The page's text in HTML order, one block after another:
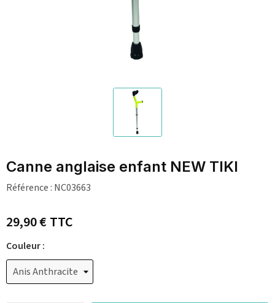
Canne anglaise enfant NEW TIKI
Référence : NC03663
29,90 €TTC
Couleur :